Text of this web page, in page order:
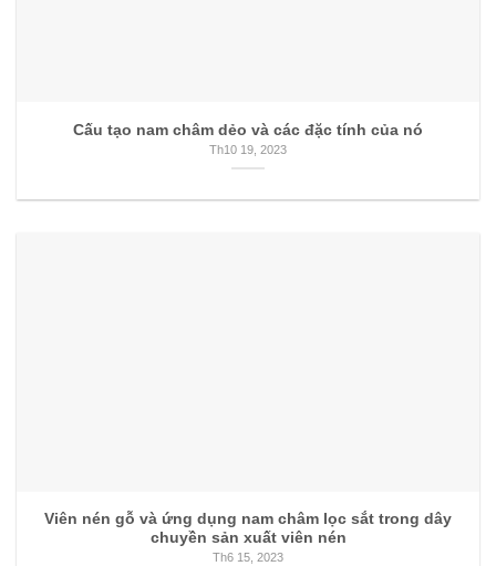
Cấu tạo nam châm dẻo và các đặc tính của nó
Th10 19, 2023
Viên nén gỗ và ứng dụng nam châm lọc sắt trong dây
chuyền sản xuất viên nén
Th6 15, 2023